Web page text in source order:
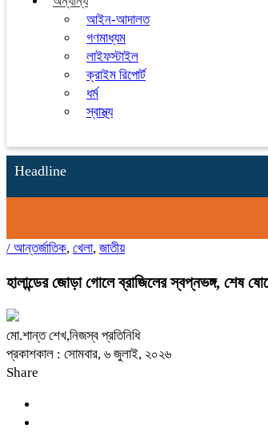
আইন-আদালত
গণমাধ্যম
লাইফস্টাইল
ক্রাইম রিপোর্ট
ধর্ম
স্বাস্থ্য
Headline
/ আন্তর্জাতিক, খেলা, জাতীয়
হালান্ডের জোড়া গোলে ব্রাজিলের স্বপ্নভঙ্গ, শেষ
মো.শান্ত শেখ,নিজস্ব প্রতিনিধি
প্রকাশকাল : সোমবার, ৬ জুলাই, ২০২৬
Share